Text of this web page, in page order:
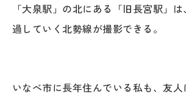
「大泉駅」の北にある「旧長宮駅」
過していく北勢線が撮影できる。
いなべ市に長年住んでいる私も、友人